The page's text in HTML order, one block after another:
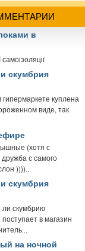
в
скумбрия
куплена
виде, так
(хотя с
с самого
))))...
скумбрия
ли скумбрию
в магазин
...
на ночной